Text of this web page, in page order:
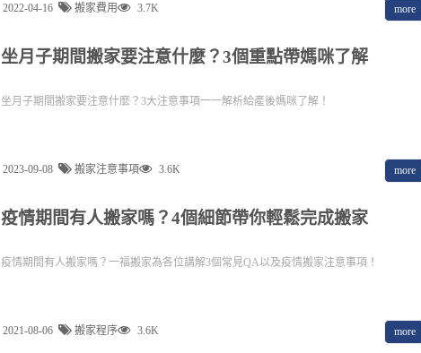
2022-04-16 搬家費用 3.7K more
坐月子期間搬家要注意什麼？3個重點帶媽咪了解
坐月子期間搬家要注意什麼？3大注意事項一一解析給產後媽咪了解！
2023-09-08 搬家注意事項 3.6K more
疫情期間有人搬家嗎？4個細節帶你輕鬆完成搬家
疫情期間有人搬家嗎？一福搬家為各位講解3個常見QA以及疫情搬家注意事項！
2021-08-06 搬家程序 3.6K more